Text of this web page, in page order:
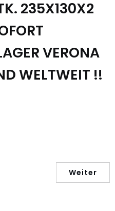
235X130X2
VERONA
WELTWEIT !!
Weiter